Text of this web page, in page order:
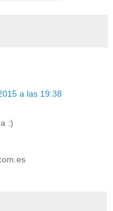
a las 19:38
:)